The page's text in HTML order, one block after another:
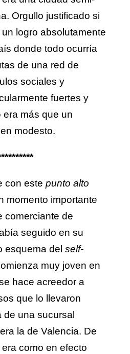
Orgullo justificado si
logro absolutamente
donde todo ocurría
de una red de
sociales y
fuertes y
era más que un
modesto.
con este punto alto
momento importante
comerciante de
seguido en su
esquema del self-
muy joven en
hace acreedor a
que lo llevaron
de una sucursal
la de Valencia. De
como en efecto